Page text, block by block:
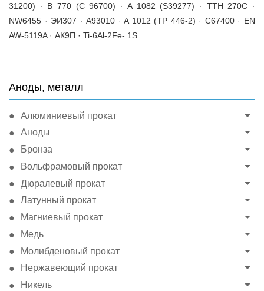
Аноды, металл
Алюминиевый прокат
Аноды
Бронза
Вольфрамовый прокат
Дюралевый прокат
Латунный прокат
Магниевый прокат
Медь
Молибденовый прокат
Нержавеющий прокат
Никель
31200) · B 770 (C 96700) · A 1082 (S39277) · TTH 270C ·
NW6455 · ЭИ307 · A93010 · A 1012 (TP 446-2) · C67400 · EN
AW-5119A · АК9П · Ti-6Al-2Fe-.1S